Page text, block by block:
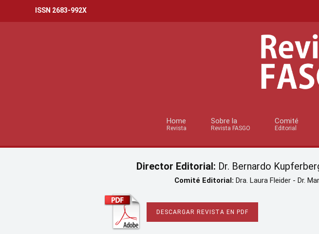
ISSN 2683-992X
Home
Revista
Sobre la
Revista FASGO
Comité
Editorial
Director Editorial: Dr. Bernardo
Comité Editorial: Dra. Laura Fleider - Dr.
DESCARGAR REVISTA EN PDF